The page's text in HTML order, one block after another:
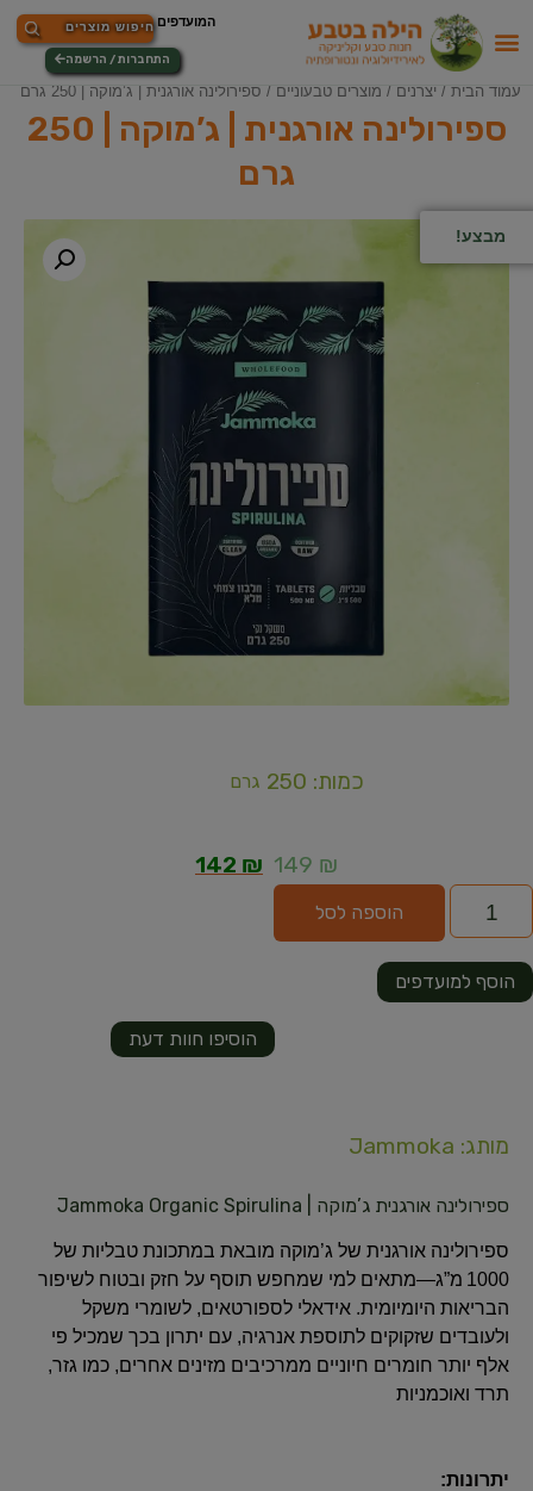
התחברות / הרשמה
עמוד הבית / יצרנים / מוצרים טבעוניים / ספירולינה אורגנית | ג’מוקה | 250 גרם
ספירולינה אורגנית | ג’מוקה | 250
גרם
מבצע!
כמות: 250 גרם
149 ₪
142 ₪
הוספה לסל
הוסיפו חוות דעת
הוסף למועדפים
מותג: Jammoka
ספירולינה אורגנית ג’מוקה | Jammoka Organic Spirulina
ספירולינה אורגנית של ג’מוקה מובאת במתכונת טבליות של
1000 מ”ג—מתאים למי שמחפש תוסף על חזק ובטוח לשיפור
הבריאות היומיומית. אידאלי לספורטאים, לשומרי משקל
ולעובדים שזקוקים לתוספת אנרגיה, עם יתרון בכך שמכיל פי
אלף יותר חומרים חיוניים ממרכיבים מזינים אחרים, כמו גזר,
תרד ואוכמניות
יתרונות: